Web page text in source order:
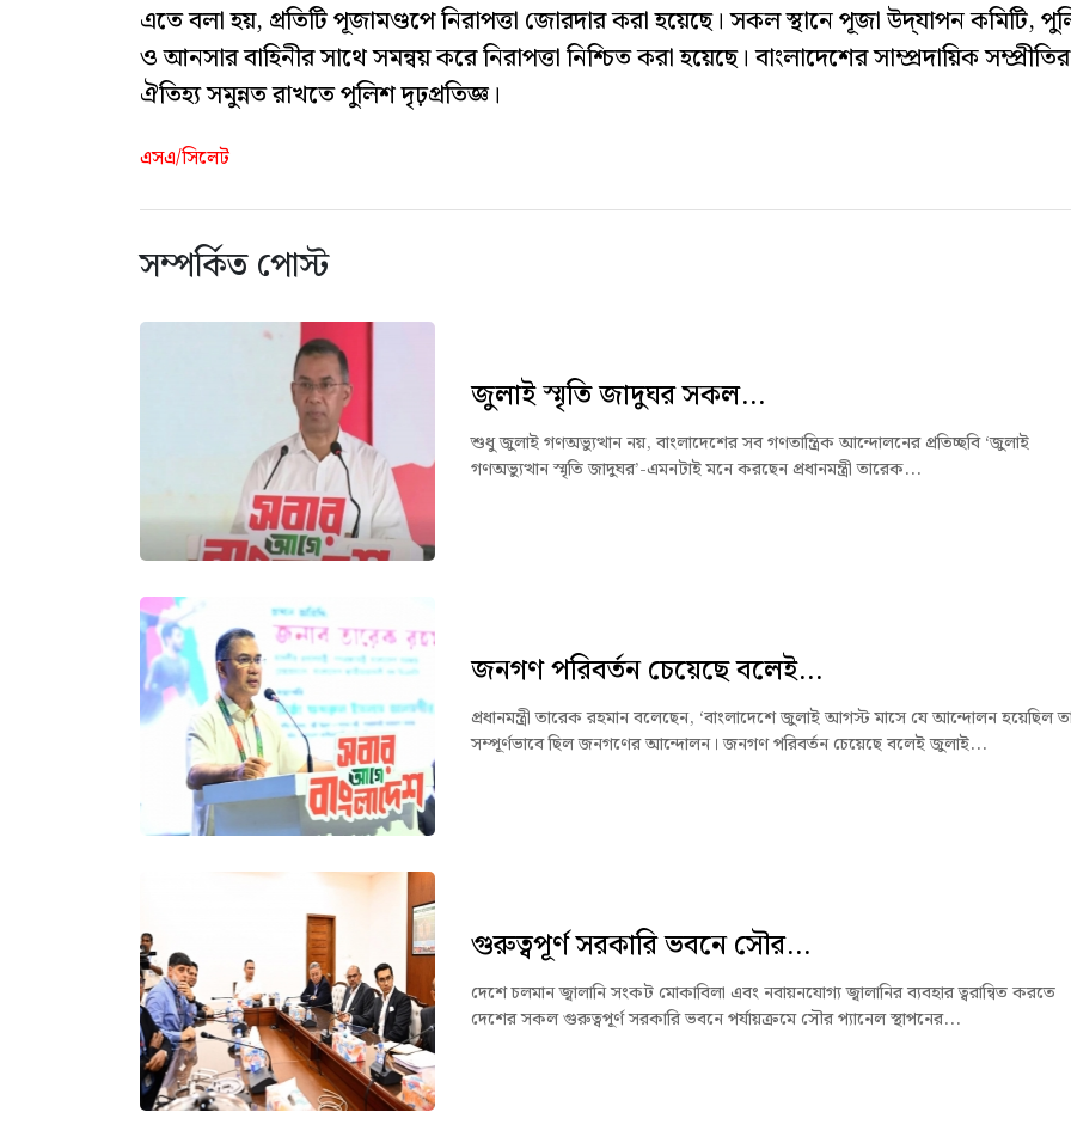
এতে বলা হয়, প্রতিটি পূজামণ্ডপে নিরাপত্তা জোরদার করা হয়েছে। সকল স্থানে পূজা উদ্‌যাপন কমিটি,
ও আনসার বাহিনীর সাথে সমন্বয় করে নিরাপত্তা নিশ্চিত করা হয়েছে। বাংলাদেশের সাম্প্রদায়িক সম্প্রীতির
ঐতিহ্য সমুন্নত রাখতে পুলিশ দৃঢ়প্রতিজ্ঞ।
এসএ/সিলেট
সম্পর্কিত পোস্ট
জুলাই স্মৃতি জাদুঘর সকল...
শুধু জুলাই গণঅভ্যুত্থান নয়, বাংলাদেশের সব গণতান্ত্রিক আন্দোলনের প্রতিচ্ছবি ‘জুলাই
গণঅভ্যুত্থান স্মৃতি জাদুঘর’-এমনটাই মনে করছেন প্রধানমন্ত্রী তারেক...
জনগণ পরিবর্তন চেয়েছে বলেই...
প্রধানমন্ত্রী তারেক রহমান বলেছেন, ‘বাংলাদেশে জুলাই আগস্ট মাসে যে আন্দোলন হয়েছিল তা
সম্পূর্ণভাবে ছিল জনগণের আন্দোলন। জনগণ পরিবর্তন চেয়েছে বলেই জুলাই...
গুরুত্বপূর্ণ সরকারি ভবনে সৌর...
দেশে চলমান জ্বালানি সংকট মোকাবিলা এবং নবায়নযোগ্য জ্বালানির ব্যবহার ত্বরান্বিত করতে
দেশের সকল গুরুত্বপূর্ণ সরকারি ভবনে পর্যায়ক্রমে সৌর প্যানেল স্থাপনের...